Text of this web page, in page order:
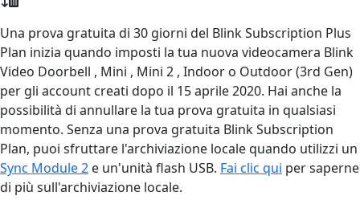
Una prova gratuita di 30 giorni del Blink Subscription Plus
Plan inizia quando imposti la tua nuova videocamera Blink
Video Doorbell , Mini , Mini 2 , Indoor o Outdoor (3rd Gen)
per gli account creati dopo il 15 aprile 2020. Hai anche la
possibilità di annullare la tua prova gratuita in qualsiasi
momento. Senza una prova gratuita Blink Subscription
Plan, puoi sfruttare l'archiviazione locale quando utilizzi un
Sync Module 2 e un'unità flash USB. Fai clic qui per saperne
di più sull'archiviazione locale.